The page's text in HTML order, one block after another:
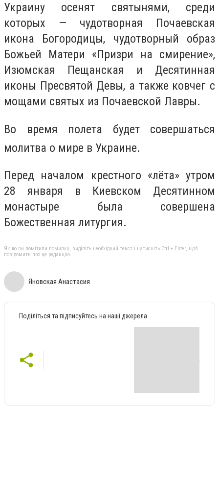
Украину осенят святынями, среди
которых — чудотворная Почаевская
икона Богородицы, чудотворный образ
Божьей Матери «Призри на смирение»,
Изюмская Пещанская и Десятинная
иконы Пресвятой Девы, а также ковчег с
мощами святых из Почаевской Лавры.
Во время полета будет совершаться
молитва о мире в Украине.
Перед началом крестного «лёта» утром
28 января в Киевском Десятинном
монастыре была совершена
Божественная литургия.
Якщо ви помітили помилку, виділіть необхідний текст і натисніть Ctrl + Enter, щоб
повідомити про це редакцію
Яновская Анастасия
Поділіться та підписуйтесь на наші джерела